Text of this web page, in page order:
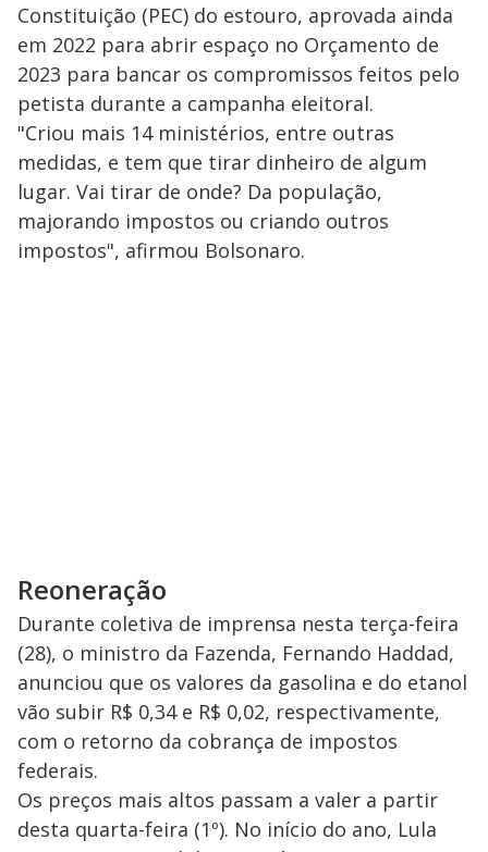
Constituição (PEC) do estouro, aprovada ainda
em 2022 para abrir espaço no Orçamento de
2023 para bancar os compromissos feitos pelo
petista durante a campanha eleitoral.
"Criou mais 14 ministérios, entre outras
medidas, e tem que tirar dinheiro de algum
lugar. Vai tirar de onde? Da população,
majorando impostos ou criando outros
impostos", afirmou Bolsonaro.
Reoneração
Durante coletiva de imprensa nesta terça-feira
(28), o ministro da Fazenda, Fernando Haddad,
anunciou que os valores da gasolina e do etanol
vão subir R$ 0,34 e R$ 0,02, respectivamente,
com o retorno da cobrança de impostos
federais.
Os preços mais altos passam a valer a partir
desta quarta-feira (1º). No início do ano, Lula